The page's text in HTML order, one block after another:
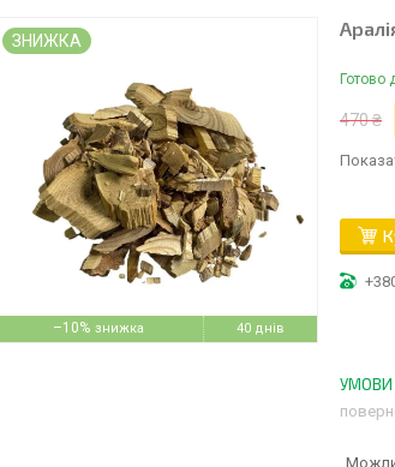
–10% 40 днів
ЗНИЖКА
Готово
470 ₴